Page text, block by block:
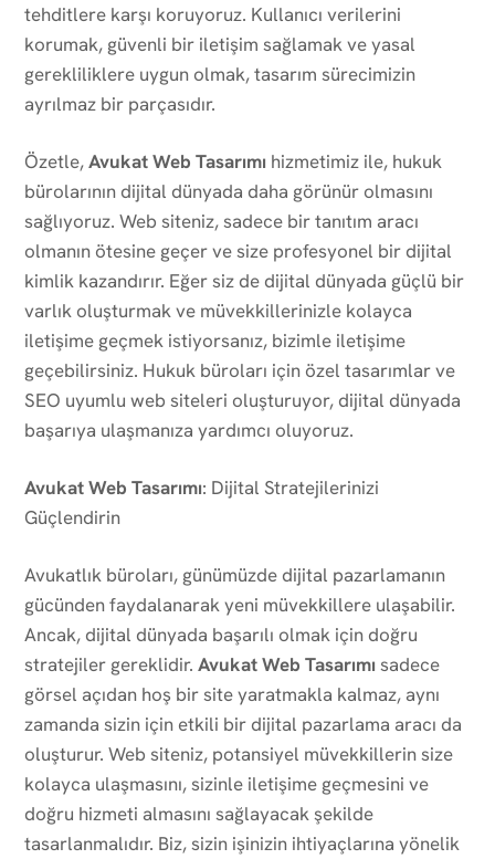
tehditlere karşı koruyoruz. Kullanıcı verilerini
korumak, güvenli bir iletişim sağlamak ve yasal
gerekliliklere uygun olmak, tasarım sürecimizin
ayrılmaz bir parçasıdır.
Özetle,Avukat Web Tasarımı hizmetimiz ile, hukuk
bürolarının dijital dünyada daha görünür olmasını
sağlıyoruz. Web siteniz, sadece bir tanıtım aracı
olmanın ötesine geçer ve size profesyonel bir dijital
kimlik kazandırır. Eğer siz de dijital dünyada güçlü bir
varlık oluşturmak ve müvekkillerinizle kolayca
iletişime geçmek istiyorsanız, bizimle iletişime
geçebilirsiniz. Hukuk büroları için özel tasarımlar ve
SEO uyumlu web siteleri oluşturuyor, dijital dünyada
başarıya ulaşmanıza yardımcı oluyoruz.
Avukat Web Tasarımı: Dijital Stratejilerinizi
Güçlendirin
Avukatlık büroları, günümüzde dijital pazarlamanın
gücünden faydalanarak yeni müvekkillere ulaşabilir.
Ancak, dijital dünyada başarılı olmak için doğru
stratejiler gereklidir. Avukat Web Tasarımı sadece
görsel açıdan hoş bir site yaratmakla kalmaz, aynı
zamanda sizin için etkili bir dijital pazarlama aracı da
oluşturur. Web siteniz, potansiyel müvekkillerin size
kolayca ulaşmasını, sizinle iletişime geçmesini ve
doğru hizmeti almasını sağlayacak şekilde
tasarlanmalıdır. Biz, sizin işinizin ihtiyaçlarına yönelik